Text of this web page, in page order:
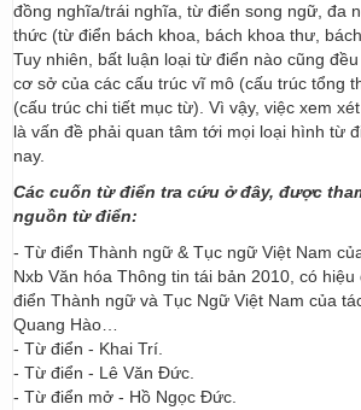
đồng nghĩa/trái nghĩa, từ điển song ngữ, đa
thức (từ điển bách khoa, bách khoa thư,
Tuy nhiên, bất luận loại từ điển nào cũng
cơ sở của các cấu trúc vĩ mô (cấu trúc tổng
(cấu trúc chi tiết mục từ). Vì vậy, việc xem
là vấn đề phải quan tâm tới mọi loại hình từ
nay.
Các cuốn từ điển tra cứu ở đây, được
nguồn từ điển:
- Từ điển Thành ngữ & Tục ngữ Việt Nam
Nxb Văn hóa Thông tin tái bản 2010, có
điển Thành ngữ và Tục Ngữ Việt Nam của
Quang Hào…
- Từ điển - Khai Trí.
- Từ điển - Lê Văn Đức.
- Từ điển mở - Hồ Ngọc Đức.